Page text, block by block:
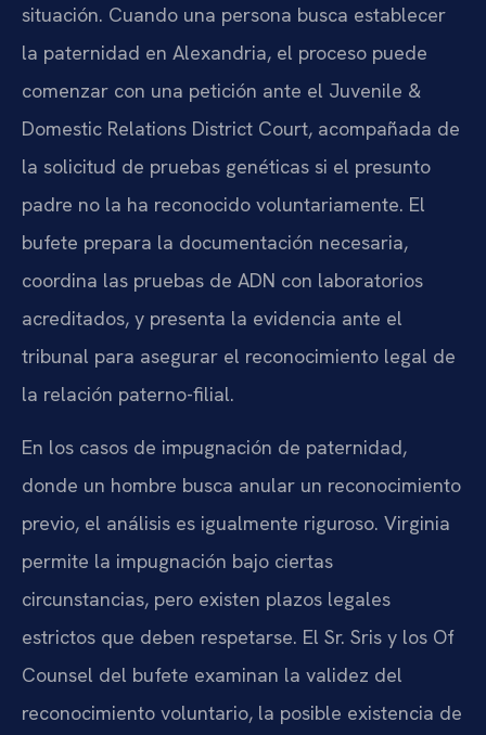
situación. Cuando una persona busca establecer
la paternidad en Alexandria, el proceso puede
comenzar con una petición ante el Juvenile &
Domestic Relations District Court, acompañada de
la solicitud de pruebas genéticas si el presunto
padre no la ha reconocido voluntariamente. El
bufete prepara la documentación necesaria,
coordina las pruebas de ADN con laboratorios
acreditados, y presenta la evidencia ante el
tribunal para asegurar el reconocimiento legal de
la relación paterno-filial.
En los casos de impugnación de paternidad,
donde un hombre busca anular un reconocimiento
previo, el análisis es igualmente riguroso. Virginia
permite la impugnación bajo ciertas
circunstancias, pero existen plazos legales
estrictos que deben respetarse. El Sr. Sris y los Of
Counsel del bufete examinan la validez del
reconocimiento voluntario, la posible existencia de